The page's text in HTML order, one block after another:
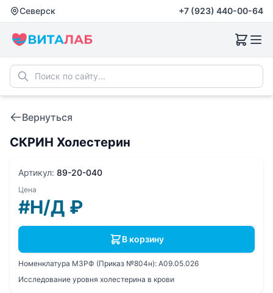
Северск +7 (923) 440-00-64
Вернуться
СКРИН Холестерин
Артикул: 89-20-040
Цена
#Н/Д ₽
В корзину
Номенклатура МЗРФ (Приказ №804н): A09.05.026
Исследование уровня холестерина в крови